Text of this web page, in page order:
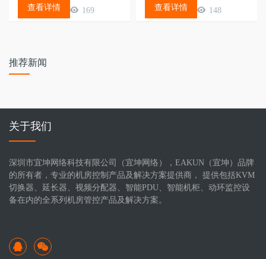
169
查看详情
148
查看详情
推荐新闻
关于我们
深圳市宜坤网络科技有限公司（宜坤网络），EAKUN（宜坤）品牌
的所有者，专业的机房控制产品及解决方案提供商， 提供包括KVM
切换器、延长器、视频分配器、智能PDU、智能机柜、动环监控设
备在内的全系列机房管控产品及解决方案。